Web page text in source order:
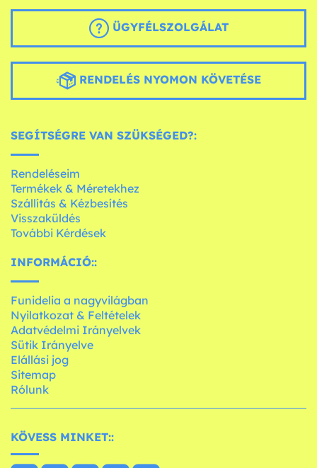
ÜGYFÉLSZOLGÁLAT
RENDELÉS NYOMON KÖVETÉSE
SEGÍTSÉGRE VAN SZÜKSÉGED?:
Rendeléseim
Termékek & Méretekhez
Szállítás & Kézbesítés
Visszaküldés
További Kérdések
INFORMÁCIÓ::
Funidelia a nagyvilágban
Nyilatkozat & Feltételek
Adatvédelmi Irányelvek
Sütik Irányelve
Elállási jog
Sitemap
Rólunk
KÖVESS MINKET::